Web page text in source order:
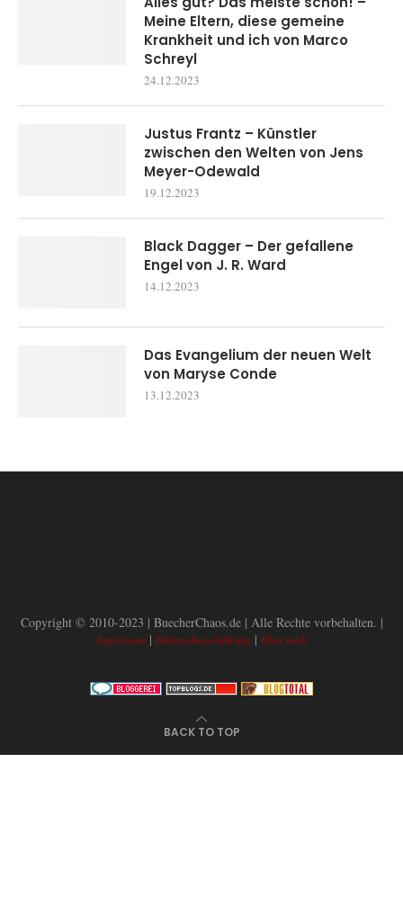
Meine Eltern, diese gemeine
Krankheit und ich von Marco
Schreyl
24.12.2023
Justus Frantz – Künstler
zwischen den Welten von Jens
Meyer-Odewald
19.12.2023
Black Dagger – Der gefallene
Engel von J. R. Ward
14.12.2023
Das Evangelium der neuen Welt
von Maryse Conde
13.12.2023
Copyright © 2010-2023 | BuecherChaos.de | Alle Rechte vorbehalten. |
Impressum | Datenschutzerklärung| Über mich
BACK TO TOP